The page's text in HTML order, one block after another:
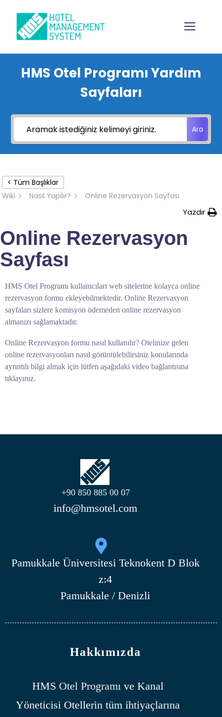
HMS Otel Programı Yardım
Sayfaları
Ara
< Tüm Başlıklar
Wiki
Nasıl Yapılır? Online Rezervasyon Sayfası
Yazdır
Online Rezervasyon
Sayfası
HMS Otel Programı kullanıcıları web sitelerine kolayca online
rezervasyon formu ekleyebilmektedir. Online Rezervasyon
sayfaları sizlere komisyon ödemeden online rezervasyon
almanızı sağlamaktadır.
Online Rezervasyon formu nasıl kullanılır? Otelinize gelen
online rezervasyonları nasıl görüntülebilirsiniz konularında
ayrıntılı bilgi almak için lütfen aşağıdaki video bağlantısına
tıklayınız.
+90 850 885 00 07
info@hmsotel.com
Pamukkale Üniversitesi Teknokent D Blok
z:4
Pamukkale / Denizli
Hakkımızda
HMS Otel Programı ve Kanal
Yöneticisi Otellerin tüm ihtiyaçlarına